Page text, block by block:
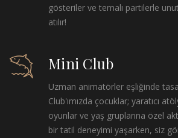
gösteriler ve temalı partilerle
atılır!
Mini Club
Uzman animatörler eşliğinde
Club'ımızda çocuklar; yaratıcı
oyunlar ve yaş gruplarına özel
bir tatil deneyimi yaşarken, siz